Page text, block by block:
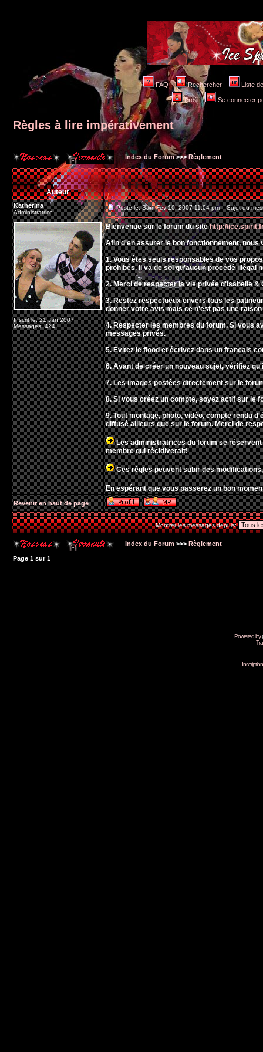
FAQ Rechercher Liste
Profil Se connecter
Règles à lire impérativement
Index du Forum>>>Règlement
Auteur
Katherina
Administratrice
Inscrit le: 21 Jan 2007
Messages: 424
Posté le: Sam Fév 10, 2007 11:04 pm Sujet du
Bienvenue sur le forum du sitehttp://
Afin d'en assurer le bon fonctionnement,
1. Vous êtes seuls responsables de vos
prohibés. Il va de soi qu'aucun procédé illégal
2. Merci de respecter la vie privée d'Isabelle &
3. Restez respectueux envers tous les
donner votre avis mais ce n'est pas une
4. Respecter les membres du forum. Si vous
messages privés.
5. Evitez le flood et écrivez dans un français
6. Avant de créer un nouveau sujet, vérifiez
7. Les images postées directement sur le
8. Si vous créez un compte, soyez actif sur le
9. Tout montage, photo, vidéo, compte rendu
diffusé ailleurs que sur le forum. Merci de
Les administratrices du forum se
membre qui récidiverait!
Ces règles peuvent subir des
En espérant que vous passerez un bon
Revenir en haut de page
Montrer les messages depuis:
Index du Forum >>> Règlement
Page 1 sur1
Powered by